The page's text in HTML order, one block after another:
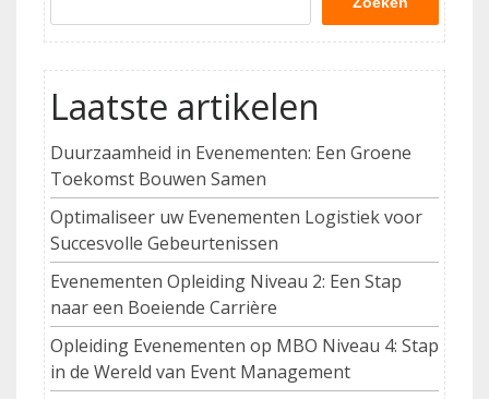
Laatste artikelen
Duurzaamheid in Evenementen: Een Groene
Toekomst Bouwen Samen
Optimaliseer uw Evenementen Logistiek voor
Succesvolle Gebeurtenissen
Evenementen Opleiding Niveau 2: Een Stap
naar een Boeiende Carrière
Opleiding Evenementen op MBO Niveau 4: Stap
in de Wereld van Event Management